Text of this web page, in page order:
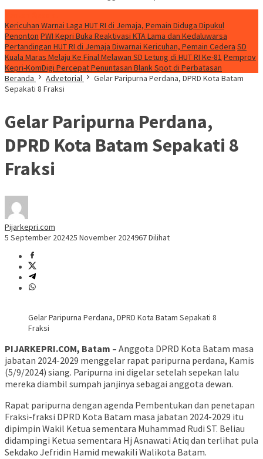
Kericuhan Warnai Laga HUT RI di Jemaja, Pemain Diduga Dipukul
Penonton PWI Kepri Buka Reaktivasi KTA Lama dan Kedaluwarsa
Pertandingan HUT RI di Jemaja Diwarnai Kericuhan, Pemain Cedera SD
Kuala Maras Melaju Ke Final Melawan SD Letung di HUT RI Ke-81 Pemprov
Kepri-KomDigi Percepat Penuntasan Blank Spot di Perbatasan
Beranda
Advetorial
Gelar Paripurna Perdana, DPRD Kota Batam
Sepakati 8 Fraksi
Gelar Paripurna Perdana,
DPRD Kota Batam Sepakati 8
Fraksi
Pijarkepri.com
5 September 202425 November 2024967 Dilihat
Gelar Paripurna Perdana, DPRD Kota Batam Sepakati 8
Fraksi
PIJARKEPRI.COM, Batam – Anggota DPRD Kota Batam masa
jabatan 2024-2029 menggelar rapat paripurna perdana, Kamis
(5/9/2024) siang. Paripurna ini digelar setelah sepekan lalu
mereka diambil sumpah janjinya sebagai anggota dewan.
Rapat paripurna dengan agenda Pembentukan dan penetapan
Fraksi-fraksi DPRD Kota Batam masa jabatan 2024-2029 itu
dipimpin Wakil Ketua sementara Muhammad Rudi ST. Beliau
didampingi Ketua sementara Hj Asnawati Atiq dan terlihat pula
Sekdako Jefridin Hamid mewakili Walikota Batam.